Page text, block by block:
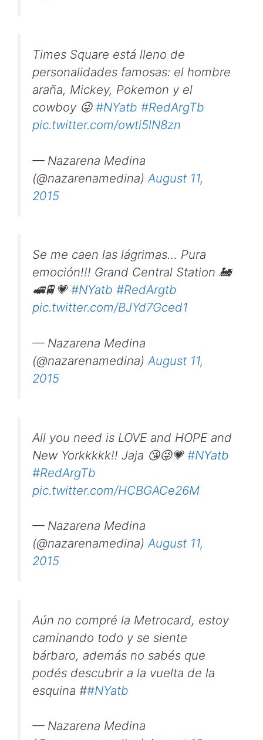
Times Square está lleno de
personalidades famosas: el hombre
araña, Mickey, Pokemon y el
cowboy 😜 #NYatb #RedArgTb
pic.twitter.com/owti5lN8zn
— Nazarena Medina
(@nazarenamedina) August 11,
2015
Se me caen las lágrimas… Pura
emoción!!! Grand Central Station 🚂
🚅🚆💗 #NYatb #RedArgtb
pic.twitter.com/BJYd7Gced1
— Nazarena Medina
(@nazarenamedina) August 11,
2015
All you need is LOVE and HOPE and
New Yorkkkkk!! Jaja 😘😜💗 #NYatb
#RedArgTb
pic.twitter.com/HCBGACe26M
— Nazarena Medina
(@nazarenamedina)August 11,
2015
Aún no compré la Metrocard, estoy
caminando todo y se siente
bárbaro, además no sabés que
podés descubrir a la vuelta de la
esquina ##NYatb
— Nazarena Medina